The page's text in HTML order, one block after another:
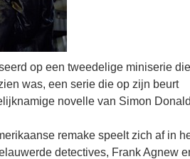
op een tweedelige miniserie die
was, een serie die op zijn beurt
novelle van Simon
remake speelt zich af in
detectives, Frank Agnew